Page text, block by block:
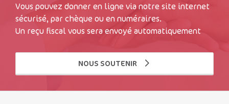
Vous pouvez donner en ligne via notre site internet
sécurisé, par chèque ou en numéraires.
Un reçu fiscal vous sera envoyé automatiquement
NOUS SOUTENIR